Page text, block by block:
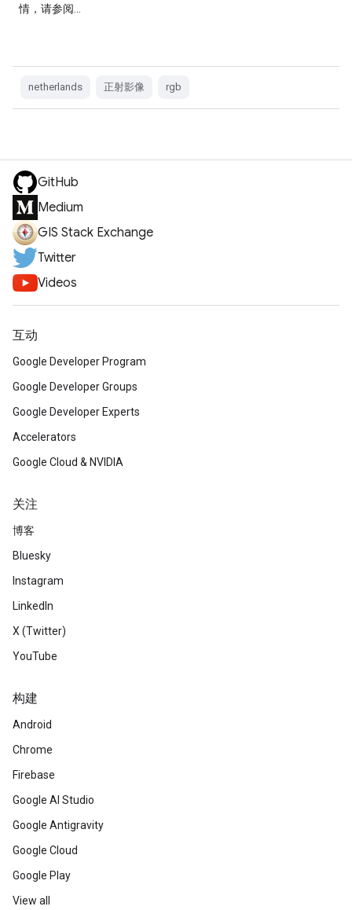
情，请参阅…
netherlands 正射影像 rgb
GitHub
Medium
GIS Stack Exchange
Twitter
Videos
互动
Google Developer Program
Google Developer Groups
Google Developer Experts
Accelerators
Google Cloud & NVIDIA
关注
博客
Bluesky
Instagram
LinkedIn
X (Twitter)
YouTube
构建
Android
Chrome
Firebase
Google AI Studio
Google Antigravity
Google Cloud
Google Play
View all